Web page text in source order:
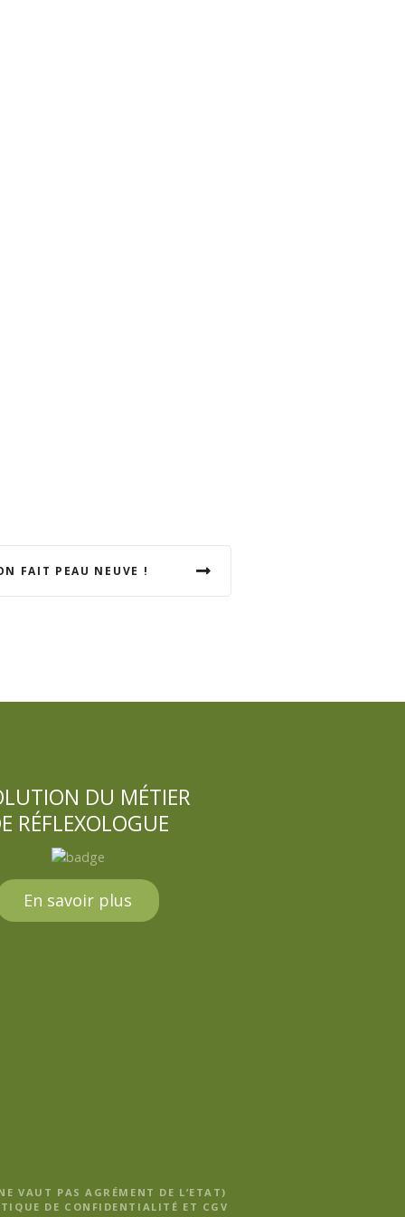
FAIT PEAU NEUVE !
DU MÉTIER
RÉFLEXOLOGUE
En savoir plus
VAUT PAS AGRÉMENT DE L’ETAT)
DE CONFIDENTIALITÉ ET CGV